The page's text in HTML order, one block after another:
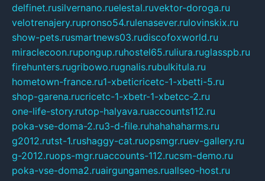
delfinet.rusilvernano.ruelestal.ruvektor-doroga.ru
velotrenajery.rupronso54.rulenasever.rulovinskix.ru
show-pets.rusmartnews03.rudiscofoxworld.ru
miraclecoon.rupongup.ruhostel65.ruliura.ruglasspb.ru
firehunters.rugribowo.rugnalis.rubulkitula.ru
hometown-france.ru1-xbeticricetc-1-xbetti-5.ru
shop-garena.rucricetc-1-xbetr-1-xbetcc-2.ru
one-life-story.rutop-halyava.ruaccounts112.ru
poka-vse-doma-2.ru3-d-file.ruhahahaharms.ru
g2012.rutst-1.rushaggy-cat.ruopsmgr.ruev-gallery.ru
g-2012.ruops-mgr.ruaccounts-112.rucsm-demo.ru
poka-vse-doma2.ruairgungames.ruallseo-host.ru